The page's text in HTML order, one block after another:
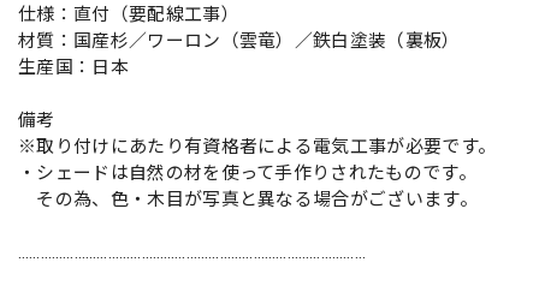
仕様：直付（要配線工事）
材質：国産杉／ワーロン（雲竜）／鉄白塗装（裏板）
生産国：日本
備考
※取り付けにあたり有資格者による電気工事が必要です。
・シェードは自然の材を使って手作りされたものです。
その為、色・木目が写真と異なる場合がございます。
…………………………………………………………………………………